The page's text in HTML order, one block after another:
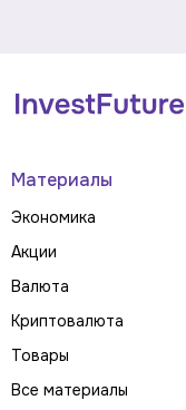
Материалы
Экономика
Акции
Валюта
Криптовалюта
Товары
Все материалы